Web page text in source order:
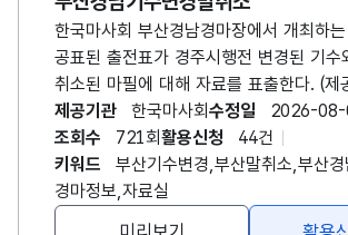
가집니다.
한국마사회 부산경남경마장에서 개최하
공표된 출전표가 경주시행전 변경된 기수
취소된 마필에 대해 자료를 표출한다. (제
경주일자(raceDt), 경주번호(raceNo), 구
(gbNm), 출전마번호(pthrNo), 마명
변경전기수(chbfJcky), 변경후기수
부담중량(burdWgt), 사유(rs) 자료입니다
요청메세지에 구분(gb), 경주일자
제공기관 한국마사회 수정일
2026-08-
조회수
721회 활용신청
44건
키워드
부산기수변경,부산말취소,부산
경마정보,자료실